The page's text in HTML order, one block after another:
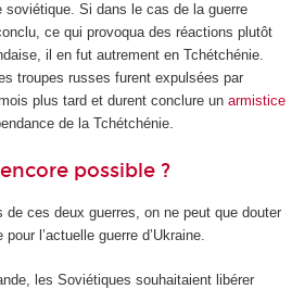
soviétique. Si dans le cas de la guerre
ce qui provoqua des réactions plutôt
il en fut autrement en Tchétchénie.
troupes russes furent expulsées par
plus tard et durent conclure un armistice
de la Tchétchénie.
possible ?
ces deux guerres, on ne peut que douter
l’actuelle guerre d’Ukraine.
les Soviétiques souhaitaient libérer